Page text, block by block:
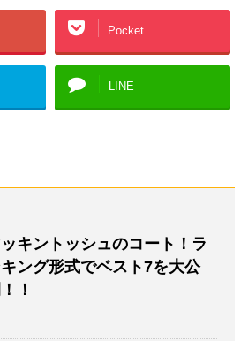
Pocket
LINE
キントッシュのコート！ラ
ング形式でベスト7を大公
！